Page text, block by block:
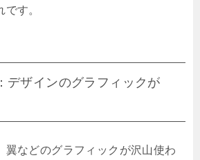
す。
デザインのグラフィックが
翼などのグラフィックが沢山使わ